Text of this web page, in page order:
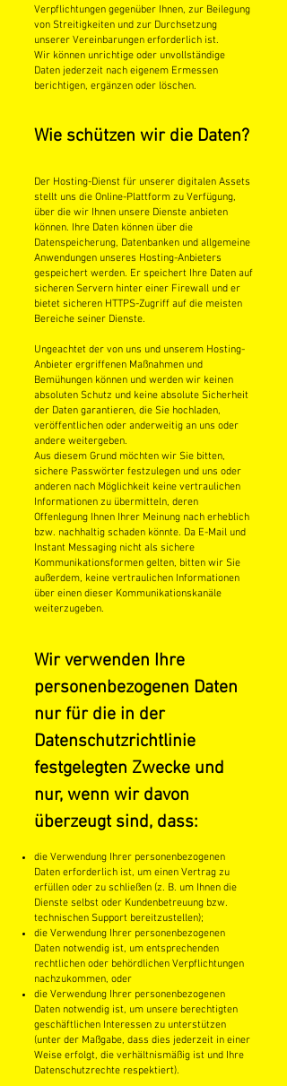
Verpflichtungen gegenüber Ihnen, zur Beilegung
von Streitigkeiten und zur Durchsetzung
unserer Vereinbarungen erforderlich ist.
Wir können unrichtige oder unvollständige
Daten jederzeit nach eigenem Ermessen
berichtigen, ergänzen oder löschen.
Wie schützen wir die Daten?
Der Hosting-Dienst für unserer digitalen Assets
stellt uns die Online-Plattform zu Verfügung,
über die wir Ihnen unsere Dienste anbieten
können. Ihre Daten können über die
Datenspeicherung, Datenbanken und allgemeine
Anwendungen unseres Hosting-Anbieters
gespeichert werden. Er speichert Ihre Daten auf
sicheren Servern hinter einer Firewall und er
bietet sicheren HTTPS-Zugriff auf die meisten
Bereiche seiner Dienste.
Ungeachtet der von uns und unserem Hosting-
Anbieter ergriffenen Maßnahmen und
Bemühungen können und werden wir keinen
absoluten Schutz und keine absolute Sicherheit
der Daten garantieren, die Sie hochladen,
veröffentlichen oder anderweitig an uns oder
andere weitergeben.
Aus diesem Grund möchten wir Sie bitten,
sichere Passwörter festzulegen und uns oder
anderen nach Möglichkeit keine vertraulichen
Informationen zu übermitteln, deren
Offenlegung Ihnen Ihrer Meinung nach erheblich
bzw. nachhaltig schaden könnte. Da E-Mail und
Instant Messaging nicht als sichere
Kommunikationsformen gelten, bitten wir Sie
außerdem, keine vertraulichen Informationen
über einen dieser Kommunikationskanäle
weiterzugeben.
Wir verwenden Ihre
personenbezogenen Daten
nur für die in der
Datenschutzrichtlinie
festgelegten Zwecke und
nur, wenn wir davon
überzeugt sind, dass:
die Verwendung Ihrer personenbezogenen
Daten erforderlich ist, um einen Vertrag zu
erfüllen oder zu schließen (z. B. um Ihnen die
Dienste selbst oder Kundenbetreuung bzw.
technischen Support bereitzustellen);
die Verwendung Ihrer personenbezogenen
Daten notwendig ist, um entsprechenden
rechtlichen oder behördlichen Verpflichtungen
nachzukommen, oder
die Verwendung Ihrer personenbezogenen
Daten notwendig ist, um unsere berechtigten
geschäftlichen Interessen zu unterstützen
(unter der Maßgabe, dass dies jederzeit in einer
Weise erfolgt, die verhältnismäßig ist und Ihre
Datenschutzrechte respektiert).